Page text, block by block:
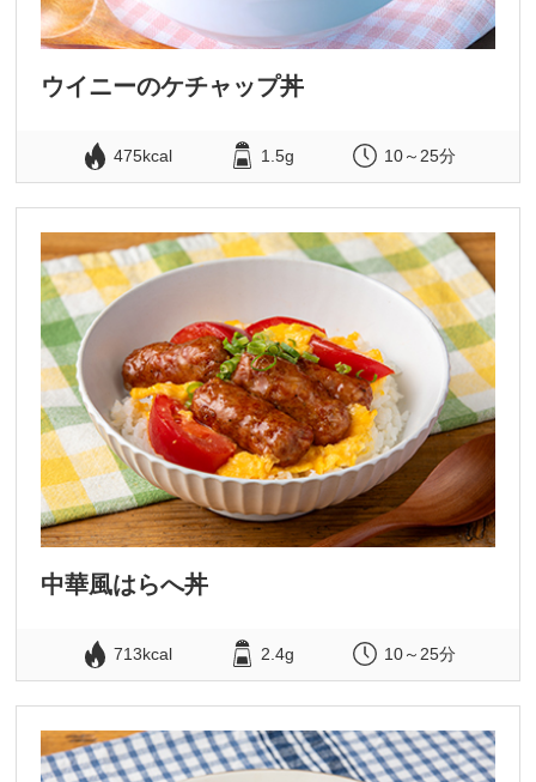
ウイニーのケチャップ丼
475kcal 1.5g 10～25分
中華風はらへ丼
713kcal 2.4g 10～25分